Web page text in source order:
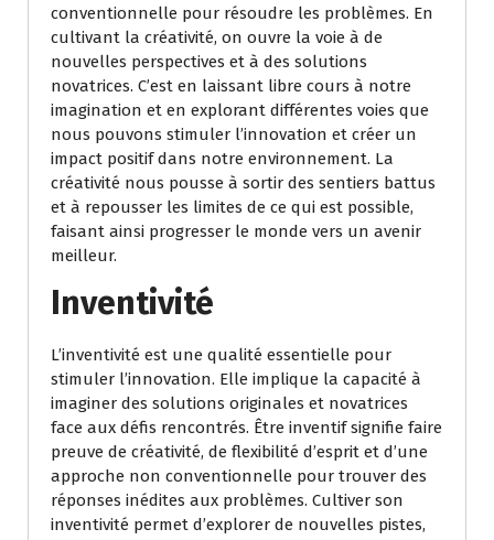
conventionnelle pour résoudre les problèmes. En
cultivant la créativité, on ouvre la voie à de
nouvelles perspectives et à des solutions
novatrices. C’est en laissant libre cours à notre
imagination et en explorant différentes voies que
nous pouvons stimuler l’innovation et créer un
impact positif dans notre environnement. La
créativité nous pousse à sortir des sentiers battus
et à repousser les limites de ce qui est possible,
faisant ainsi progresser le monde vers un avenir
meilleur.
Inventivité
L’inventivité est une qualité essentielle pour
stimuler l’innovation. Elle implique la capacité à
imaginer des solutions originales et novatrices
face aux défis rencontrés. Être inventif signifie faire
preuve de créativité, de flexibilité d’esprit et d’une
approche non conventionnelle pour trouver des
réponses inédites aux problèmes. Cultiver son
inventivité permet d’explorer de nouvelles pistes,